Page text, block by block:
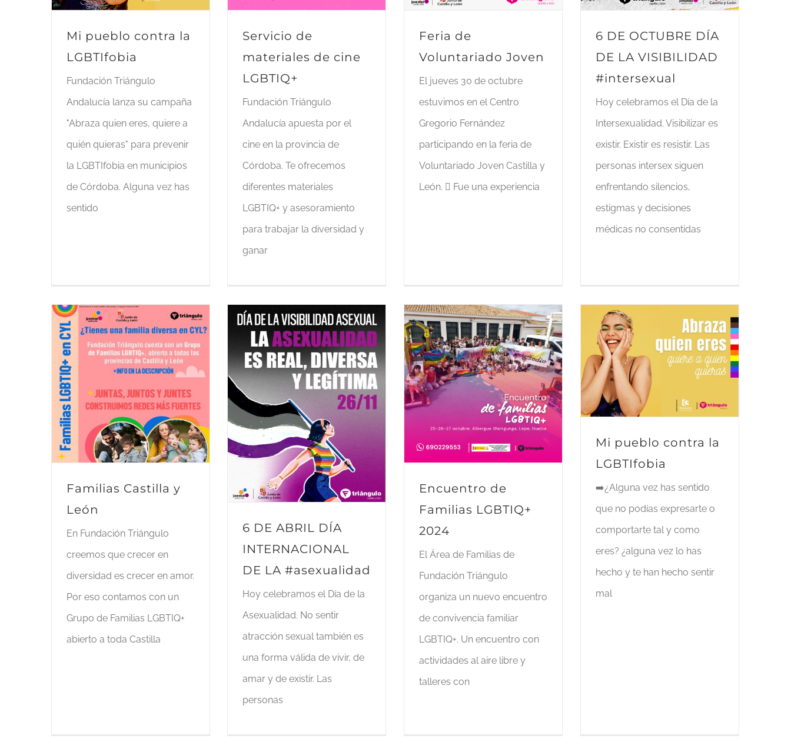
Mi pueblo contra la
LGBTIfobia
Fundación Triángulo
Andalucía lanza su campaña
"Abraza quien eres, quiere a
quién quieras" para prevenir
la LGBTIfobia en municipios
de Córdoba. Alguna vez has
sentido
Servicio de
materiales de cine
LGBTIQ+
Fundación Triángulo
Andalucía apuesta por el
cine en la provincia de
Córdoba. Te ofrecemos
diferentes materiales
LGBTIQ+ y asesoramiento
para trabajar la diversidad y
ganar
Feria de
Voluntariado Joven
El jueves 30 de octubre
estuvimos en el Centro
Gregorio Fernández
participando en la feria de
Voluntariado Joven Castilla y
León. ️‍️‍⚧️ Fue una experiencia
6 DE OCTUBRE DÍA
DE LA VISIBILIDAD
#intersexual
Hoy celebramos el Día de la
Intersexualidad. Visibilizar es
existir. Existir es resistir. Las
personas intersex siguen
enfrentando silencios,
estigmas y decisiones
médicas no consentidas
Familias Castilla y
León
En Fundación Triángulo
creemos que crecer en
diversidad es crecer en amor.
Por eso contamos con un
Grupo de Familias LGBTIQ+
abierto a toda Castilla
6 DE ABRIL DÍA
INTERNACIONAL
DE LA #asexualidad
Hoy celebramos el Día de la
Asexualidad. No sentir
atracción sexual también es
una forma válida de vivir, de
amar y de existir. Las
personas
Encuentro de
Familias LGBTIQ+
2024
El Área de Familias de
Fundación Triángulo
organiza un nuevo encuentro
de convivencia familiar
LGBTIQ+. Un encuentro con
actividades al aire libre y
talleres con
Mi pueblo contra la
LGBTIfobia
➡️¿Alguna vez has sentido
que no podías expresarte o
comportarte tal y como
eres? ¿alguna vez lo has
hecho y te han hecho sentir
mal